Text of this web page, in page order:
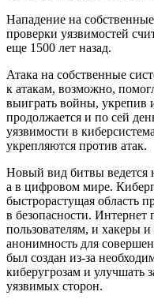
Нападение на
проверки уязвимостей
еще 1500 лет назад.
Атака на собственные
к атакам, возможно,
выиграть войны, укрепив
продолжается и по сей
уязвимости в
укрепляются против атак.
Новый вид битвы ведется
а в цифровом мире.
быстрорастущая область
в безопасности.
пользователям, и хакеры
анонимность для
был создан из-за
киберугрозам и улучшать
уязвимых сторон.